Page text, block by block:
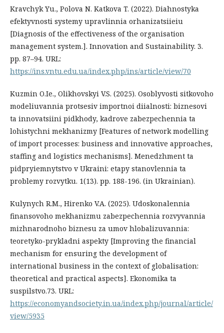
Kravchyk Yu., Polova N. Katkova T. (2022). Diahnostyka
efektyvnosti systemy upravlinnia orhanizatsiieiu
[Diagnosis of the effectiveness of the organisation
management system.]. Innovation and Sustainability. 3.
рр. 87–94. URL:
https://ins.vntu.edu.ua/index.php/ins/article/view/70
Kuzmin O.Ie., Olikhovskyi V.S. (2025). Osoblyvosti sitkovoho
modeliuvannia protsesiv importnoi diialnosti: biznesovi
ta innovatsiini pidkhody, kadrove zabezpechennia ta
lohistychni mekhanizmy [Features of network modelling
of import processes: business and innovative approaches,
staffing and logistics mechanisms]. Menedzhment ta
pidpryiemnytstvo v Ukraini: etapy stanovlennia ta
problemy rozvytku. 1(13). рр. 188-196. (in Ukrainian).
Kulynych R.M., Hirenko V.A. (2025). Udoskonalennia
finansovoho mekhanizmu zabezpechennia rozvyvannia
mizhnarodnoho biznesu za umov hlobalizuvannia:
teoretyko-prykladni aspekty [Improving the financial
mechanism for ensuring the development of
international business in the context of globalisation:
theoretical and practical aspects]. Ekonomika ta
suspilstvo.73. URL:
https://economyandsociety.in.ua/index.php/journal/article/
view/5935